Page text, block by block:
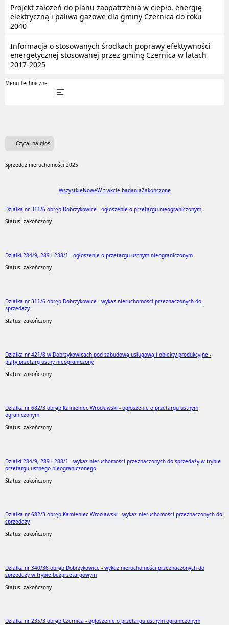
Projekt założeń do planu zaopatrzenia w ciepło, energię
elektryczną i paliwa gazowe dla gminy Czernica do roku
2040
Informacja o stosowanych środkach poprawy efektywności
energetycznej stosowanej przez gminę Czernica w latach
2017-2025
Menu Techniczne
Czytaj na głos
Sprzedaż nieruchomości 2025
WszystkieNoweW trakcie badaniaZakończone
Działka nr 311/6 obręb Dobrzykowice - ogłoszenie o przetargu nieograniczonym
Status: zakończony
Działki 284/9, 289 i 288/1 - ogłoszenie o przetargu ustnym nieograniczonym
Status: zakończony
Działka nr 311/6 obręb Dobrzykowice - wykaz nieruchomości przeznaczonych do
sprzedaży
Status: zakończony
Działka nr 421/8 w Dobrzykowicach pod zabudowę usługową i obiekty produkcyjne -
piąty przetarg ustny nieograniczony
Status: zakończony
Działka nr 682/3 obręb Kamieniec Wrocławski - ogłoszenie o przetargu ustnym
ograniczonym
Status: zakończony
Działki 284/9, 289 i 288/1 - wykaz nieruchomości przeznaczonych do sprzedaży w trybie
przetargu ustnego nieograniczonego
Status: zakończony
Działka nr 682/3 obręb Kamieniec Wrocławski - wykaz nieruchomości przeznaczonych do
sprzedaży
Status: zakończony
Działka nr 340/36 obręb Dobrzykowice - wykaz nieruchomości przeznaczonych do
sprzedaży w trybie bezprzetargowym
Status: zakończony
Działka nr 235/3 obręb Czernica - ogłoszenie o przetargu ustnym ograniczonym